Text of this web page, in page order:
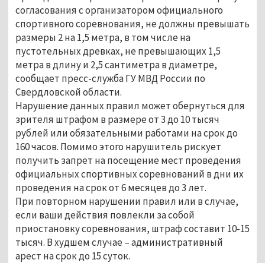
согласования с организатором официального
спортивного соревнования, не должны превышать
размеры 2 на 1,5 метра, в том числе на
пустотельных древках, не превышающих 1,5
метра в длину и 2,5 сантиметра в диаметре,
сообщает пресс-служба ГУ МВД России по
Свердловской области.
Нарушение данных правил может обернуться для
зрителя штрафом в размере от 3 до 10 тысяч
рублей или обязательными работами на срок до
160 часов. Помимо этого нарушитель рискует
получить запрет на посещение мест проведения
официальных спортивных соревнований в дни их
проведения на срок от 6 месяцев до 3 лет.
При повторном нарушении правил или в случае,
если ваши действия повлекли за собой
приостановку соревнования, штраф составит 10-15
тысяч. В худшем случае – административный
арест на срок до 15 суток.